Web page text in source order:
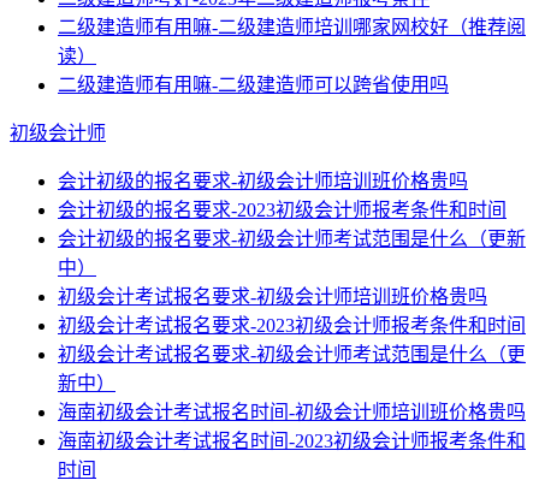
二级建造师有用嘛-二级建造师培训哪家网校好（推荐阅
读）
二级建造师有用嘛-二级建造师可以跨省使用吗
初级会计师
会计初级的报名要求-初级会计师培训班价格贵吗
会计初级的报名要求-2023初级会计师报考条件和时间
会计初级的报名要求-初级会计师考试范围是什么（更新
中）
初级会计考试报名要求-初级会计师培训班价格贵吗
初级会计考试报名要求-2023初级会计师报考条件和时间
初级会计考试报名要求-初级会计师考试范围是什么（更
新中）
海南初级会计考试报名时间-初级会计师培训班价格贵吗
海南初级会计考试报名时间-2023初级会计师报考条件和
时间